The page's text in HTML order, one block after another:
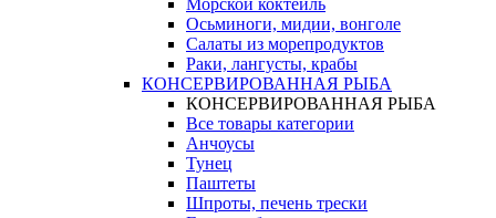
Морской коктейль
Осьминоги, мидии, вонголе
Салаты из морепродуктов
Раки, лангусты, крабы
КОНСЕРВИРОВАННАЯ РЫБА
КОНСЕРВИРОВАННАЯ РЫБА
Все товары категории
Анчоусы
Тунец
Паштеты
Шпроты, печень трески